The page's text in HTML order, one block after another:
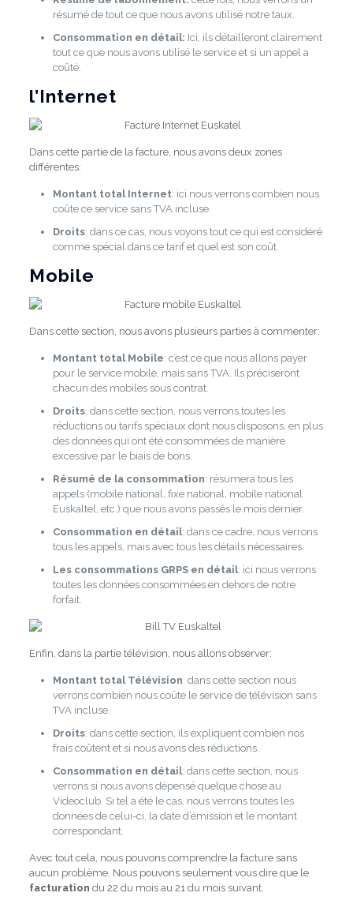
résumé de tout ce que nous avons utilisé notre taux.
Consommation en détail: Ici, ils détailleront clairement
tout ce que nous avons utilisé le service et si un appel a
coûté.
l’Internet
Dans cette partie de la facture, nous avons deux zones
différentes:
Montant total Internet: ici nous verrons combien nous
coûte ce service sans TVA incluse.
Droits: dans ce cas, nous voyons tout ce qui est considéré
comme spécial dans ce tarif et quel est son coût.
Mobile
Dans cette section, nous avons plusieurs parties à commenter:
Montant total Mobile: c’est ce que nous allons payer
pour le service mobile, mais sans TVA. Ils préciseront
chacun des mobiles sous contrat.
Droits: dans cette section, nous verrons toutes les
réductions ou tarifs spéciaux dont nous disposons, en plus
des données qui ont été consommées de manière
excessive par le biais de bons.
Résumé de la consommation: résumera tous les
appels (mobile national, fixe national, mobile national
Euskaltel, etc.) que nous avons passés le mois dernier.
Consommation en détail: dans ce cadre, nous verrons
tous les appels, mais avec tous les détails nécessaires.
Les consommations GRPS en détail: ici nous verrons
toutes les données consommées en dehors de notre
forfait.
Enfin, dans la partie télévision, nous allons observer:
Montant total Télévision: dans cette section nous
verrons combien nous coûte le service de télévision sans
TVA incluse.
Droits: dans cette section, ils expliquent combien nos
frais coûtent et si nous avons des réductions.
Consommation en détail: dans cette section, nous
verrons si nous avons dépensé quelque chose au
Videoclub. Si tel a été le cas, nous verrons toutes les
données de celui-ci, la date d’émission et le montant
correspondant.
Avec tout cela, nous pouvons comprendre la facture sans
aucun problème. Nous pouvons seulement vous dire que le
facturation du 22 du mois au 21 du mois suivant.